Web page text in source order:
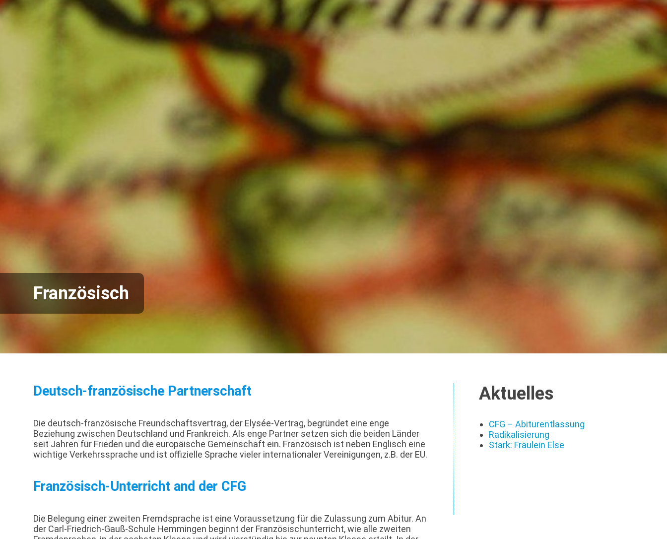
Französisch
Deutsch-französische Partnerschaft
Die deutsch-französische Freundschaftsvertrag, der Elysée-Vertrag, begründet eine enge
Beziehung zwischen Deutschland und Frankreich. Als enge Partner setzen sich die beiden Länder
seit Jahren für Frieden und die europäische Gemeinschaft ein. Französisch ist neben Englisch eine
wichtige Verkehrssprache und ist offizielle Sprache vieler internationaler Vereinigungen, z.B. der EU.
Französisch-Unterricht and der CFG
Die Belegung einer zweiten Fremdsprache ist eine Voraussetzung für die Zulassung zum Abitur. An
der Carl-Friedrich-Gauß-Schule Hemmingen beginnt der Französischunterricht, wie alle zweiten
Aktuelles
CFG – Abiturentlassung
Radikalisierung
Stark: Fräulein Else